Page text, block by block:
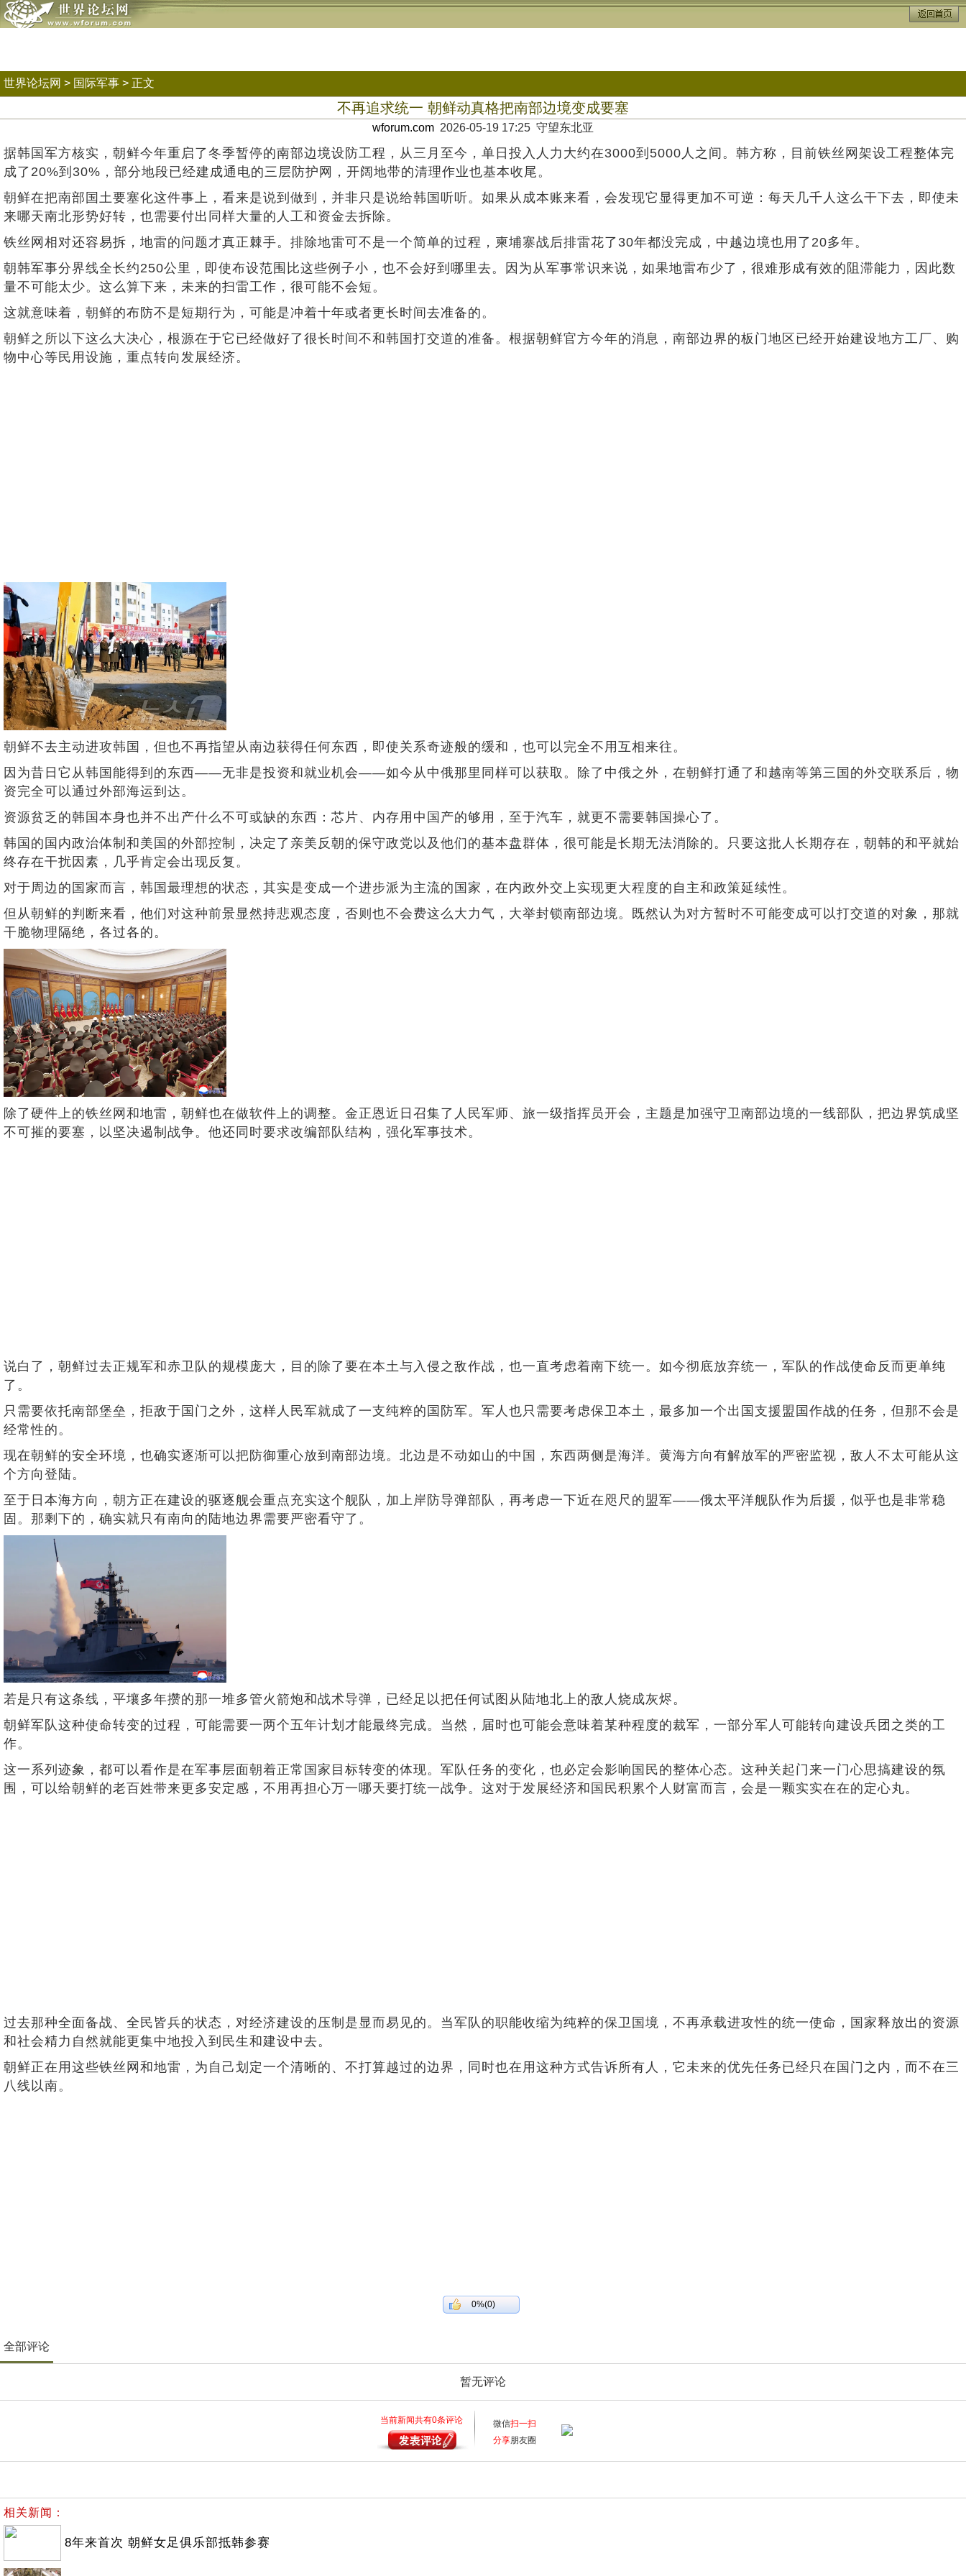
世界论坛网 > 国际军事 > 正文
不再追求统一 朝鲜动真格把南部边境变成要塞
wforum.com 2026-05-19 17:25 守望东北亚
据韩国军方核实，朝鲜今年重启了冬季暂停的南部边境设防工程，从三月至今，单日投入人力大约在3000到5000人之间。韩方称，目前铁丝网架设工程整体完
成了20%到30%，部分地段已经建成通电的三层防护网，开阔地带的清理作业也基本收尾。
朝鲜在把南部国土要塞化这件事上，看来是说到做到，并非只是说给韩国听听。如果从成本账来看，会发现它显得更加不可逆：每天几千人这么干下去，即使未
来哪天南北形势好转，也需要付出同样大量的人工和资金去拆除。
铁丝网相对还容易拆，地雷的问题才真正棘手。排除地雷可不是一个简单的过程，柬埔寨战后排雷花了30年都没完成，中越边境也用了20多年。
朝韩军事分界线全长约250公里，即使布设范围比这些例子小，也不会好到哪里去。因为从军事常识来说，如果地雷布少了，很难形成有效的阻滞能力，因此数
量不可能太少。这么算下来，未来的扫雷工作，很可能不会短。
这就意味着，朝鲜的布防不是短期行为，可能是冲着十年或者更长时间去准备的。
朝鲜之所以下这么大决心，根源在于它已经做好了很长时间不和韩国打交道的准备。根据朝鲜官方今年的消息，南部边界的板门地区已经开始建设地方工厂、购
物中心等民用设施，重点转向发展经济。
朝鲜不去主动进攻韩国，但也不再指望从南边获得任何东西，即使关系奇迹般的缓和，也可以完全不用互相来往。
因为昔日它从韩国能得到的东西——无非是投资和就业机会——如今从中俄那里同样可以获取。除了中俄之外，在朝鲜打通了和越南等第三国的外交联系后，物
资完全可以通过外部海运到达。
资源贫乏的韩国本身也并不出产什么不可或缺的东西：芯片、内存用中国产的够用，至于汽车，就更不需要韩国操心了。
韩国的国内政治体制和美国的外部控制，决定了亲美反朝的保守政党以及他们的基本盘群体，很可能是长期无法消除的。只要这批人长期存在，朝韩的和平就始
终存在干扰因素，几乎肯定会出现反复。
对于周边的国家而言，韩国最理想的状态，其实是变成一个进步派为主流的国家，在内政外交上实现更大程度的自主和政策延续性。
但从朝鲜的判断来看，他们对这种前景显然持悲观态度，否则也不会费这么大力气，大举封锁南部边境。既然认为对方暂时不可能变成可以打交道的对象，那就
干脆物理隔绝，各过各的。
除了硬件上的铁丝网和地雷，朝鲜也在做软件上的调整。金正恩近日召集了人民军师、旅一级指挥员开会，主题是加强守卫南部边境的一线部队，把边界筑成坚
不可摧的要塞，以坚决遏制战争。他还同时要求改编部队结构，强化军事技术。
说白了，朝鲜过去正规军和赤卫队的规模庞大，目的除了要在本土与入侵之敌作战，也一直考虑着南下统一。如今彻底放弃统一，军队的作战使命反而更单纯
了。
只需要依托南部堡垒，拒敌于国门之外，这样人民军就成了一支纯粹的国防军。军人也只需要考虑保卫本土，最多加一个出国支援盟国作战的任务，但那不会是
经常性的。
现在朝鲜的安全环境，也确实逐渐可以把防御重心放到南部边境。北边是不动如山的中国，东西两侧是海洋。黄海方向有解放军的严密监视，敌人不太可能从这
个方向登陆。
至于日本海方向，朝方正在建设的驱逐舰会重点充实这个舰队，加上岸防导弹部队，再考虑一下近在咫尺的盟军——俄太平洋舰队作为后援，似乎也是非常稳
固。那剩下的，确实就只有南向的陆地边界需要严密看守了。
若是只有这条线，平壤多年攒的那一堆多管火箭炮和战术导弹，已经足以把任何试图从陆地北上的敌人烧成灰烬。
朝鲜军队这种使命转变的过程，可能需要一两个五年计划才能最终完成。当然，届时也可能会意味着某种程度的裁军，一部分军人可能转向建设兵团之类的工
作。
这一系列迹象，都可以看作是在军事层面朝着正常国家目标转变的体现。军队任务的变化，也必定会影响国民的整体心态。这种关起门来一门心思搞建设的氛
围，可以给朝鲜的老百姓带来更多安定感，不用再担心万一哪天要打统一战争。这对于发展经济和国民积累个人财富而言，会是一颗实实在在的定心丸。
过去那种全面备战、全民皆兵的状态，对经济建设的压制是显而易见的。当军队的职能收缩为纯粹的保卫国境，不再承载进攻性的统一使命，国家释放出的资源
和社会精力自然就能更集中地投入到民生和建设中去。
朝鲜正在用这些铁丝网和地雷，为自己划定一个清晰的、不打算越过的边界，同时也在用这种方式告诉所有人，它未来的优先任务已经只在国门之内，而不在三
八线以南。
0%(0)
全部评论
暂无评论
当前新闻共有0条评论 微信扫一扫
分享朋友圈
相关新闻：
8年来首次 朝鲜女足俱乐部抵韩参赛